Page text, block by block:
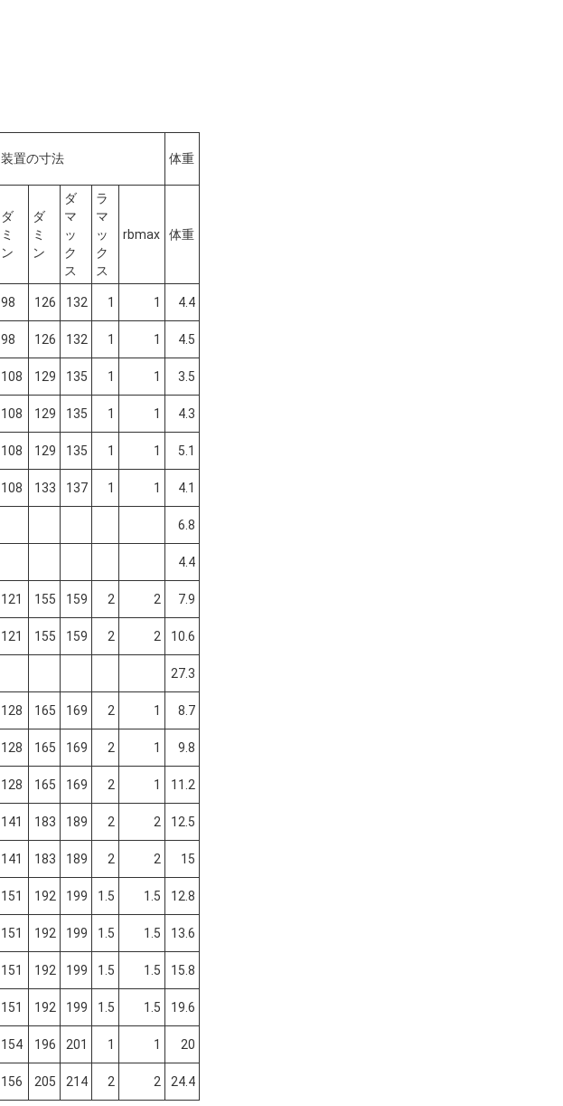
装置の寸法
体重
ダ
ミ
ン
ダ
ミ
ン
ダ
マ
ッ
ク
ス
ラ
マ
ッ
ク
ス
rbmax 体重
98 126 132 1 1 4.4
98 126 132 1 1 4.5
108 129 135 1 1 3.5
108 129 135 1 1 4.3
108 129 135 1 1 5.1
108 133 137 1 1 4.1
6.8
4.4
121 155 159 2 2 7.9
121 155 159 2 2 10.6
27.3
128 165 169 2 1 8.7
128 165 169 2 1 9.8
128 165 169 2 1 11.2
141 183 189 2 2 12.5
141 183 189 2 2 15
151 192 199 1.5 1.5 12.8
151 192 199 1.5 1.5 13.6
151 192 199 1.5 1.5 15.8
151 192 199 1.5 1.5 19.6
154 196 201 1 1 20
156 205 214 2 2 24.4